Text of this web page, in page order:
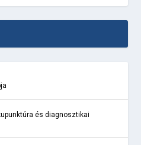
és diagnosztikai